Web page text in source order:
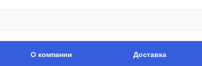
О компании Доставка